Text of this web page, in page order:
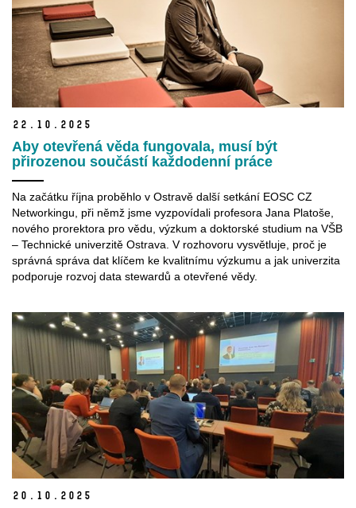
22. 10. 2025
Aby otevřená věda fungovala, musí být
přirozenou součástí každodenní práce
Na začátku října proběhlo v Ostravě další setkání EOSC CZ
Networkingu, při němž jsme vyzpovídali profesora Jana Platoše,
nového prorektora pro vědu, výzkum a doktorské studium na VŠB
– Technické univerzitě Ostrava. V rozhovoru vysvětluje, proč je
správná správa dat klíčem ke kvalitnímu výzkumu a jak univerzita
podporuje rozvoj data stewardů a otevřené vědy.
20. 10. 2025